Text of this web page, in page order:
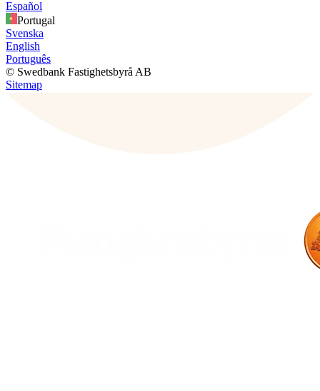
Español
Portugal
Svenska
English
Português
© Swedbank Fastighetsbyrå AB
Sitemap